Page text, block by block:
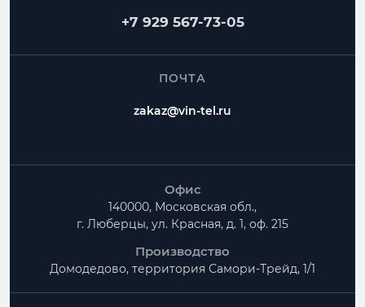
+7 929 567-73-05
ПОЧТА
zakaz@vin-tel.ru
Офис
140000, Московская обл.,
г. Люберцы, ул. Красная, д. 1, оф. 215
Производство
Домодедово, территория Самори-Трейд, 1/1